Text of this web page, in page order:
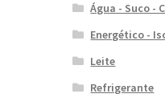
Água - Suco -
Energético -
Leite
Refrigerante